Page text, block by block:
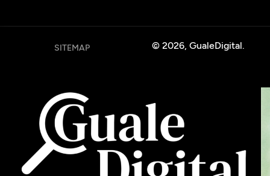
© 2026, GualeDigital.
SITEMAP